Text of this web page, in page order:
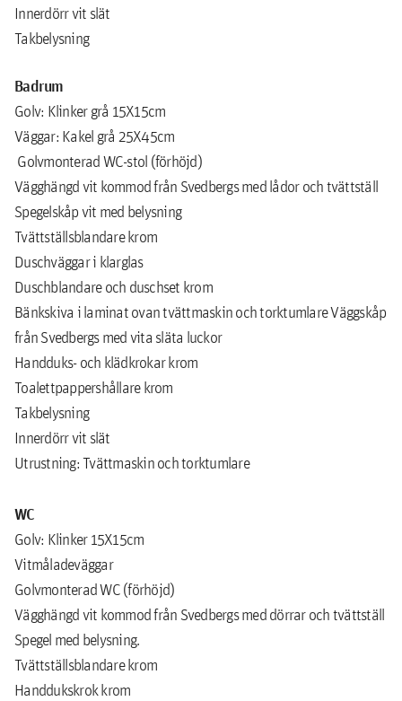
Innerdörr vit slät
Takbelysning
Badrum
Golv: Klinker grå 15X15cm
Väggar: Kakel grå 25X45cm
Golvmonterad WC-stol (förhöjd)
Vägghängd vit kommod från Svedbergs med lådor och tvättställ
Spegelskåp vit med belysning
Tvättställsblandare krom
Duschväggar i klarglas
Duschblandare och duschset krom
Bänkskiva i laminat ovan tvättmaskin och torktumlare Väggskåp
från Svedbergs med vita släta luckor
Handduks- och klädkrokar krom
Toalettpappershållare krom
Takbelysning
Innerdörr vit slät
Utrustning: Tvättmaskin och torktumlare
WC
Golv: Klinker 15X15cm
Vitmåladeväggar
Golvmonterad WC (förhöjd)
Vägghängd vit kommod från Svedbergs med dörrar och tvättställ
Spegel med belysning.
Tvättställsblandare krom
Handdukskrok krom